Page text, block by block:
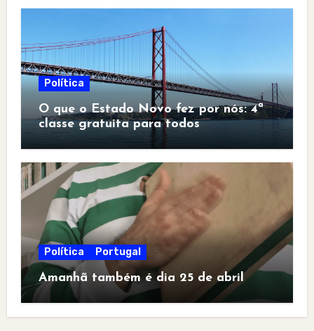
Política
O que o Estado Novo fez por nós: 4ª
classe gratuita para todos
Política Portugal
Amanhã também é dia 25 de abril